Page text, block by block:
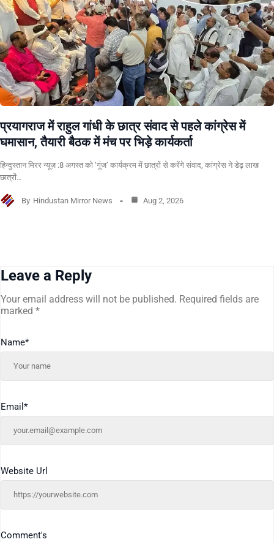
प्रयागराज में राहुल गांधी के छात्र संवाद से पहले कांग्रेस में
घमासान, तैयारी बैठक में मंच पर भिड़े कार्यकर्ता
हिन्दुस्तान मिरर न्यूज़ :8 अगस्त को ‘गूंज’ कार्यक्रम में छात्रों से करेंगे संवाद, कांग्रेस ने डेढ़ लाख
छात्रों…
By Hindustan Mirror News Aug 2, 2026
Leave a Reply
Your email address will not be published. Required fields are
marked *
Comment's
Name*
Email *
Website Url